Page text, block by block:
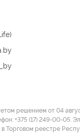
решением от 04
+375 (17) 249-00-05.
реестре